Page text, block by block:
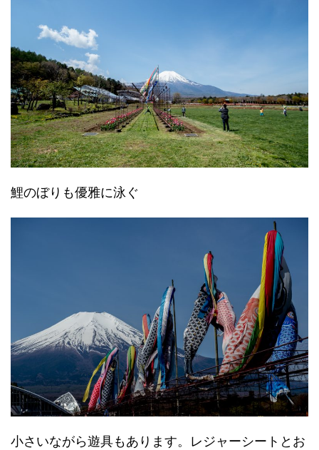
鯉のぼりも優雅に泳ぐ
小さいながら遊具もあります。レジャーシートとお